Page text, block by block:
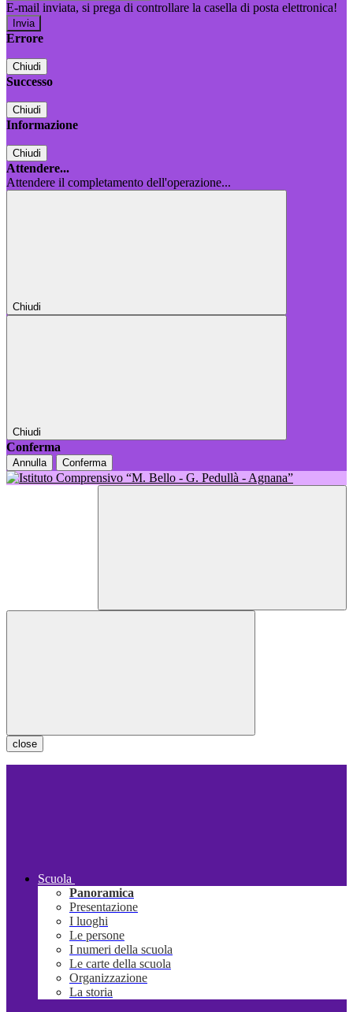
E-mail inviata, si prega di controllare la casella di posta elettronica!
Errore
Chiudi
Successo
Chiudi
Informazione
Chiudi
Attendere...
Attendere il completamento dell'operazione...
Chiudi
Chiudi
Conferma
Annulla Conferma
close
Scuola
Panoramica
Presentazione
I luoghi
Le persone
I numeri della scuola
Le carte della scuola
Organizzazione
La storia